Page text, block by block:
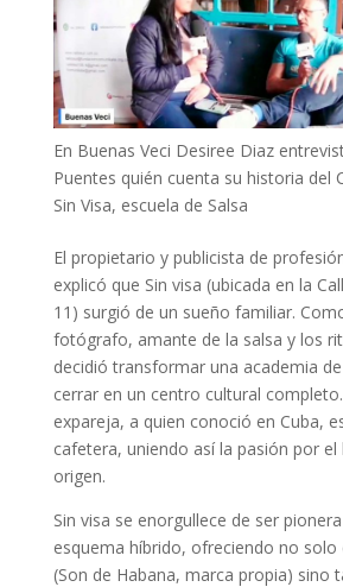
En Buenas Veci Desiree Diaz
Puentes quién cuenta su historia del
Sin Visa, escuela de Salsa
El propietario y publicista de
explicó que Sin visa (ubicada en la
11) surgió de un sueño familiar.
fotógrafo, amante de la salsa y los
decidió transformar una academia
cerrar en un centro cultural
expareja, a quien conoció en Cuba,
cafetera, uniendo así la pasión por el
origen.
Sin visa se enorgullece de ser
esquema híbrido, ofreciendo no solo
(Son de Habana, marca propia) sino